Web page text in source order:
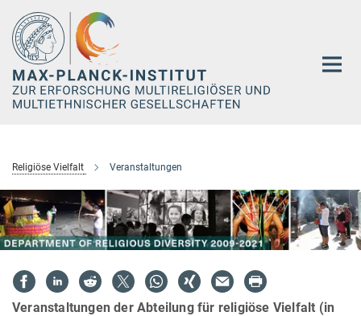
Hauptinhalt
Religiöse Vielfalt Veranstaltungen
Veranstaltungen der Abteilung für religiöse Vielfalt (in